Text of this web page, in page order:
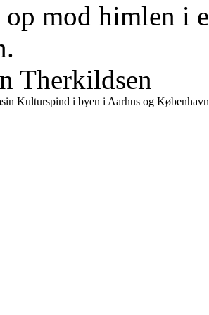
op mod himlen i
Therkildsen
Kulturspind i byen i Aarhus og København